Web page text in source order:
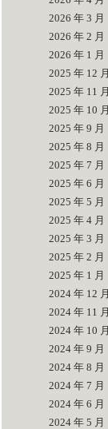
2026 年 3 月
2026 年 2 月
2026 年 1 月
2025 年 12 月
2025 年 11 月
2025 年 10 月
2025 年 9 月
2025 年 8 月
2025 年 7 月
2025 年 6 月
2025 年 5 月
2025 年 4 月
2025 年 3 月
2025 年 2 月
2025 年 1 月
2024 年 12 月
2024 年 11 月
2024 年 10 月
2024 年 9 月
2024 年 8 月
2024 年 7 月
2024 年 6 月
2024 年 5 月